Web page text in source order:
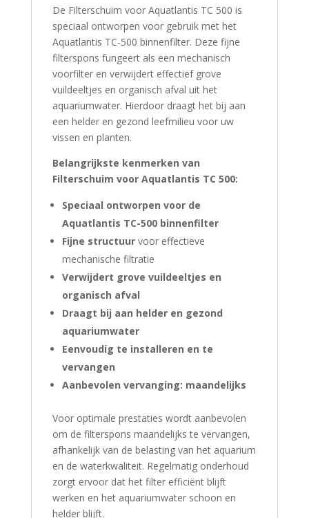
De Filterschuim voor Aquatlantis TC 500 is
speciaal ontworpen voor gebruik met het
Aquatlantis TC-500 binnenfilter. Deze fijne
filterspons fungeert als een mechanisch
voorfilter en verwijdert effectief grove
vuildeeltjes en organisch afval uit het
aquariumwater. Hierdoor draagt het bij aan
een helder en gezond leefmilieu voor uw
vissen en planten.
Belangrijkste kenmerken van
Filterschuim voor Aquatlantis TC 500:
Speciaal ontworpen voor de
Aquatlantis TC-500 binnenfilter
Fijne structuurvoor effectieve
mechanische filtratie
Verwijdert grove vuildeeltjes en
organisch afval
Draagt bij aan helder en gezond
aquariumwater
Eenvoudig te installeren en te
vervangen
Aanbevolen vervanging: maandelijks
Voor optimale prestaties wordt aanbevolen
om de filterspons maandelijks te vervangen,
afhankelijk van de belasting van het aquarium
en de waterkwaliteit. Regelmatig onderhoud
zorgt ervoor dat het filter efficiënt blijft
werken en het aquariumwater schoon en
helder blijft.